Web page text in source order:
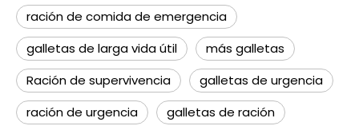
ración de comida de emergencia
galletas de larga vida útil
más galletas
Ración de supervivencia
galletas de urgencia
ración de urgencia
galletas de ración